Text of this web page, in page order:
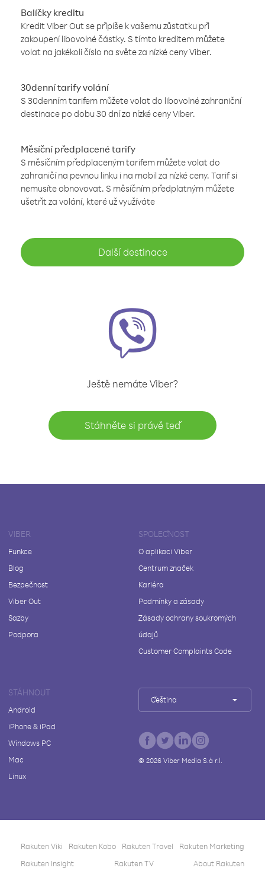
Balíčky kreditu
Kredit Viber Out se připíše k vašemu zůstatku při
zakoupení libovolné částky. S tímto kreditem můžete
volat na jakékoli číslo na světe za nízké ceny Viber.
30denní tarify volání
S 30denním tarifem můžete volat do libovolné zahraniční
destinace po dobu 30 dní za nízké ceny Viber.
Měsíční předplacené tarify
S měsíčním předplaceným tarifem můžete volat do
zahraničí na pevnou linku i na mobil za nízké ceny. Tarif si
nemusíte obnovovat. S měsíčním předplatným můžete
ušetřit za volání, které už využíváte
Další destinace
Ještě nemáte Viber?
Stáhněte si právě teď
VIBER
Funkce
Blog
Bezpečnost
Viber Out
Sazby
Podpora
SPOLEČNOST
O aplikaci Viber
Centrum značek
Kariéra
Podmínky a zásady
Zásady ochrany soukromých
údajů
Customer Complaints Code
STÁHNOUT
Android
iPhone & iPad
Windows PC
Mac
Linux
Čeština
© 2026Viber Media S.à r.l.
Rakuten Viki Rakuten Kobo Rakuten Travel
Rakuten Marketing
Rakuten Insight
Rakuten TV About Rakuten